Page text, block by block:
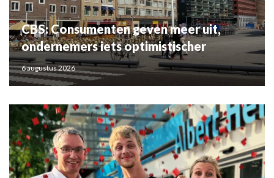
CBS: Consumenten geven meer uit,
ondernemers iets optimistischer
6 augustus 2026